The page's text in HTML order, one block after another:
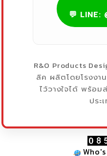
💬 LINE:
R&O Products
ลิค ผลิตโดยโรงงา
ไว้วางใจได้ พร้อม
ประ